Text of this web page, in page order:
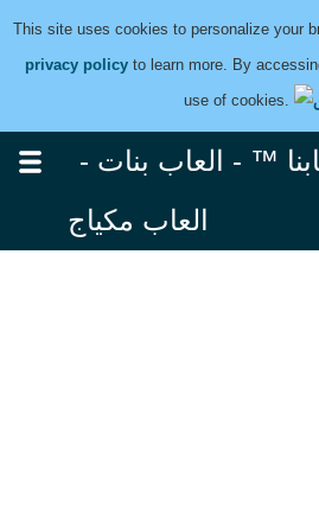
This site uses cookies to personalize your
privacy policy to learn more. By
use of cookies.
™ - العاب بنات -
العاب مكياج